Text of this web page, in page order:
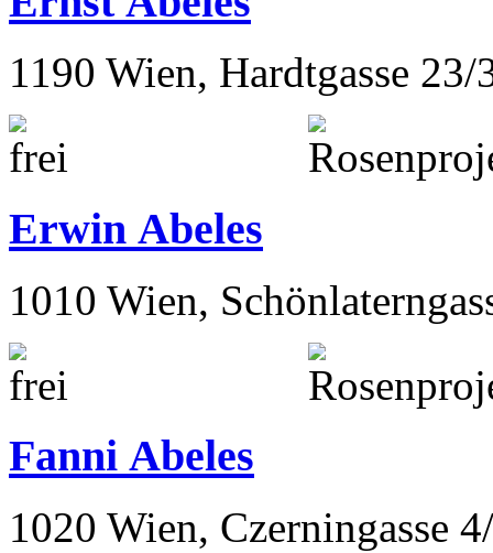
1190 Wien, Hardtgasse 23/
Erwin Abeles
1010 Wien,
Fanni Abeles
1020 Wien, Czerningasse